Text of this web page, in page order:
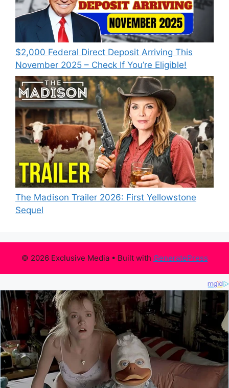
$2,000 Federal Direct Deposit Arriving This
November 2025 – Check If You’re Eligible!
The Madison Trailer 2026: First Yellowstone
Sequel
© 2026 Exclusive Media• Built with GeneratePress